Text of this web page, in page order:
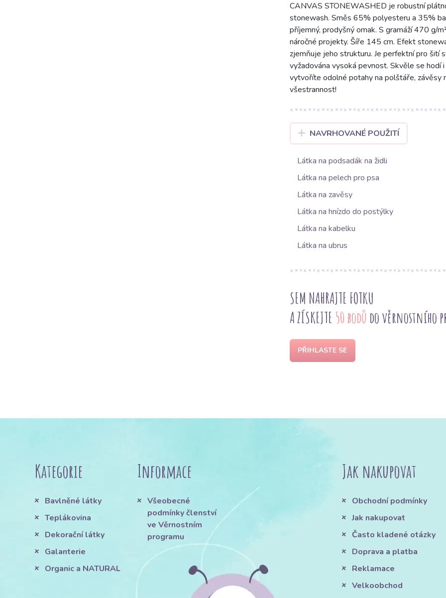
CANVAS STONEWASHED je robustní
stonewash. Směs 65% polyesteru a 35%
příjemný, prodyšný omak. S gramáží 470 g/
náročné projekty. Šíře 145 cm. Efekt
zjemňuje jeho strukturu. Je perfektní pro šití
vyžadována vysoká pevnost. Skvěle se hodí
vytvoříte odolné potahy na polštáře, závěsy
všestrannost!
NAVRHOVANÉ POUŽITÍ
Látka na podsadák na židli
Látka na pelech pro psa
Látka na zavěsy
Látka na hnízdo do postýlky
Látka na kabelku
Látka na ubrus
SEM NAHRAJTE FOTKU
A ZÍSKEJTE 50 bodů do věrnostního
PŘIHLASTE SE
Kategorie
Bavlněné látky
Teplákovina
Dekorační látky
Galanterie
Organic a NATURAL
Informace
Všeobecné
podmínky členství
ve Věrnostním
programu
Jak nakupovat
Obchodní podmínky
Jak nakupovat
Často kladené otázky
Doprava a platba
Reklamace
Velkoobchod